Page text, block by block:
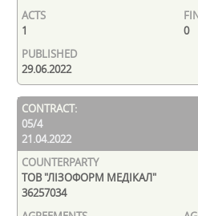
1 0
29.06.2022
05/4
21.04.2022
ТОВ "ЛІЗОФОРМ МЕДІКАЛ"
36257034